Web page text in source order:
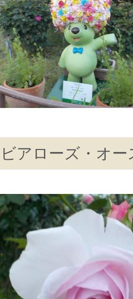
アローズ・オー